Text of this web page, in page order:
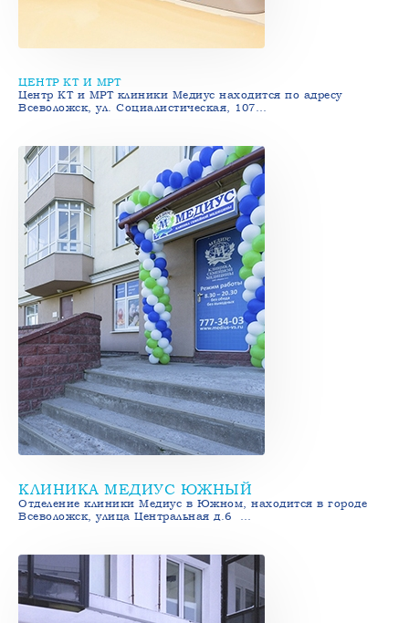
ЦЕНТР КТ И МРТ
Центр КТ и МРТ клиники Медиус находится по адресу
Всеволожск, ул. Социалистическая, 107…
КЛИНИКА МЕДИУС ЮЖНЫЙ
Отделение клиники Медиус в Южном, находится в городе
Всеволожск, улица Центральная д.6 …